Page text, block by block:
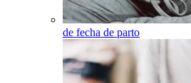
de fecha de parto